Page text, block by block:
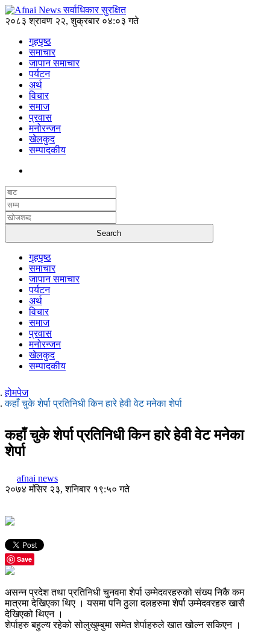
२०८३ श्रावण २२, शुक्रबार ०४:०३ गते
गृहपृष्ठ
समाचार
जापान समाचार
पर्यटन
अर्थ
विचार
समाज
प्रवास
मनोरन्जन
खेलकुद
सम्पादकीय
गृहपृष्ठ
समाचार
जापान समाचार
पर्यटन
अर्थ
विचार
समाज
प्रवास
मनोरन्जन
खेलकुद
सम्पादकीय
होमपेज
कहाँ चुके शेर्पा प्रतिनिधी किन हारे हेवी वेट मनेका शेर्पा
कहाँ चुके शेर्पा प्रतिनिधी किन हारे हेवी वेट मनेका
शेर्पा
afnai news
२०७४ मंसिर २३, शनिबार १९:५० गते
Save
असन्न प्रदेश तथा प्रतिनिधी चुनवमा शेर्पा उम्मेदवरहरुको संख्य निकै कम
मात्रमा देखिएका थिए । यसमा पनि ठुला दलहरुमा शेर्पा उम्मेदवरहरु खासै
देखिएको थिएन ।
शेर्पाहरु बहुल्य रहेको सोलुखुम्बुमा समेत शेर्पाहरुले खात खोल्न सकिएन ।